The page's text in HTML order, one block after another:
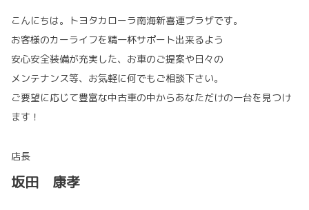
こんにちは。トヨタカローラ南海新喜連プラザです。
お客様のカーライフを精一杯サポート出来るよう
安心安全装備が充実した、お車のご提案や日々の
メンテナンス等、お気軽に何でもご相談下さい。
ご要望に応じて豊富な中古車の中からあなただけの一台を見つけ
ます！
店長
坂田 康孝